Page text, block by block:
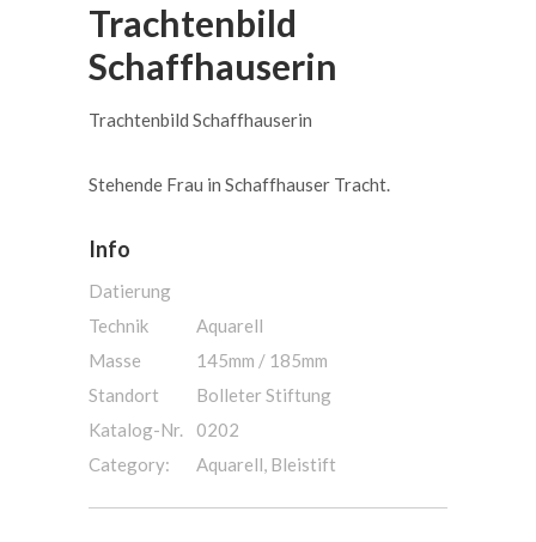
Trachtenbild
Schaffhauserin
Trachtenbild Schaffhauserin
Stehende Frau in Schaffhauser Tracht.
Info
Datierung
Technik
Aquarell
Masse
145mm / 185mm
Standort
Bolleter Stiftung
Katalog-Nr.
0202
Category:
Aquarell, Bleistift